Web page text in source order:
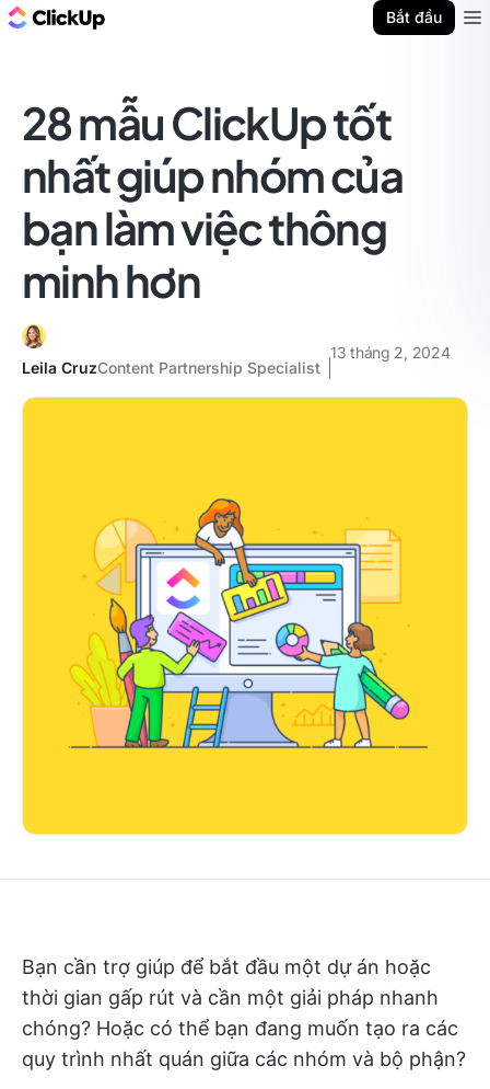
Bắt đầu
28 mẫu ClickUp tốt
nhất giúp nhóm của
bạn làm việc thông
minh hơn
Leila CruzContent Partnership Specialist
13 tháng 2, 2024
Bạn cần trợ giúp để bắt đầu một dự án hoặc
thời gian gấp rút và cần một giải pháp nhanh
chóng? Hoặc có thể bạn đang muốn tạo ra các
quy trình nhất quán giữa các nhóm và bộ phận?